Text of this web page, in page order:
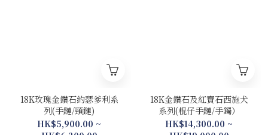
18K玫瑰金鑽石約瑟爹利系
列(手鏈/頸鏈)
HK$5,900.00 ~
18K金鑽石及紅寶石西施犬
系列(棍仔手鏈/手鐲）
HK$14,300.00 ~